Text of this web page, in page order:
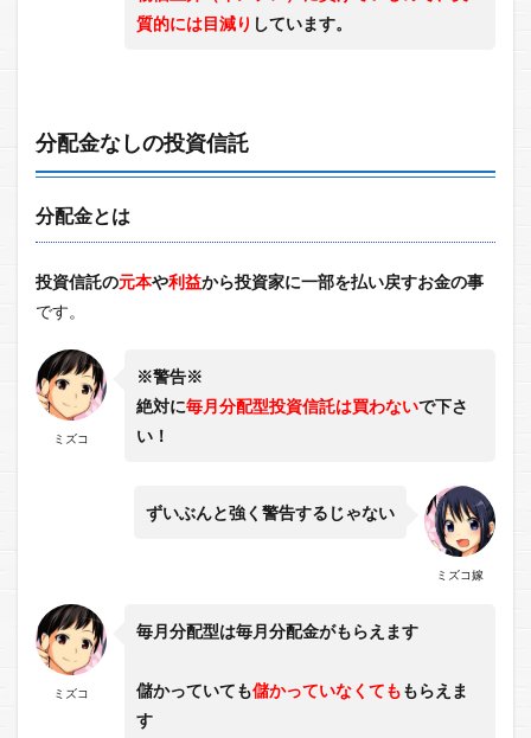
質的には目減り しています。
分配金なしの投資信託
分配金とは
投資信託の元本や利益から投資家に一部を払い戻すお金の事
です。
ミズコ
※警告※
絶対に毎月分配型投資信託は買わないで下さ
い！
ミズコ嫁
ずいぶんと強く警告するじゃない
ミズコ
毎月分配型は毎月分配金がもらえます
儲かっていても儲かっていなくてももらえま
す